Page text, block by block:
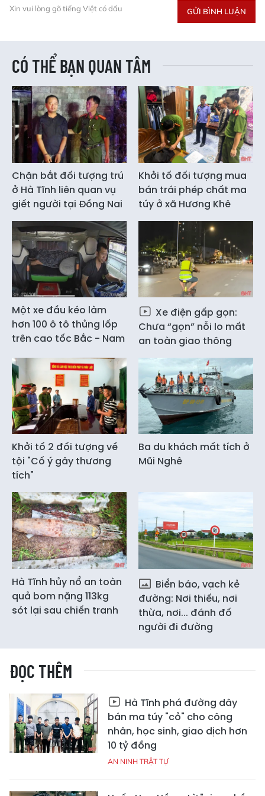
Xin vui lòng gõ tiếng Việt có dấu GỬI BÌNH LUẬN
CÓ THỂ BẠN QUAN TÂM
Chặn bắt đối tượng trú
ở Hà Tĩnh liên quan vụ
giết người tại Đồng Nai
Khởi tố đối tượng mua
bán trái phép chất ma
túy ở xã Hương Khê
Một xe đầu kéo làm
hơn 100 ô tô thủng lốp
trên cao tốc Bắc - Nam
Xe điện gấp gọn:
Chưa “gọn” nỗi lo mất
an toàn giao thông
Khởi tố 2 đối tượng về
tội "Cố ý gây thương
tích"
Ba du khách mất tích ở
Mũi Nghê
Hà Tĩnh hủy nổ an toàn
quả bom nặng 113kg
sót lại sau chiến tranh
Biển báo, vạch kẻ
đường: Nơi thiếu, nơi
thừa, nơi... đánh đố
người đi đường
ĐỌC THÊM
Hà Tĩnh phá đường dây
bán ma túy "cỏ" cho công
nhân, học sinh, giao dịch hơn
10 tỷ đồng
AN NINH TRẬT TỰ